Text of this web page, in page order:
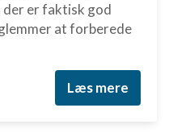
der er faktisk god
at forberede
Læs mere